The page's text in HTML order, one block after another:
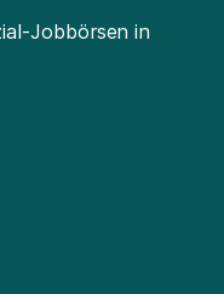
Jobbörsen in